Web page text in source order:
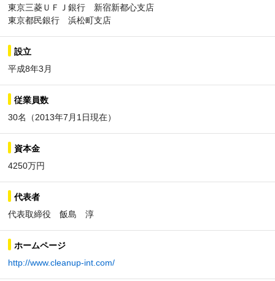
東京三菱ＵＦＪ銀行 新宿新都心支店
東京都民銀行 浜松町支店
設立
平成8年3月
従業員数
30名（2013年7月1日現在）
資本金
4250万円
代表者
代表取締役 飯島 淳
ホームページ
http://www.cleanup-int.com/